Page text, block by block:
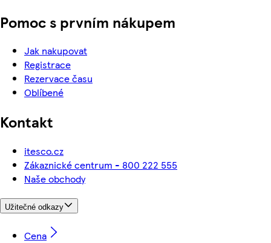
Pomoc s prvním nákupem
Jak nakupovat
Registrace
Rezervace času
Oblíbené
Kontakt
itesco.cz
Zákaznické centrum - 800 222 555
Naše obchody
Užitečné odkazy
Cena